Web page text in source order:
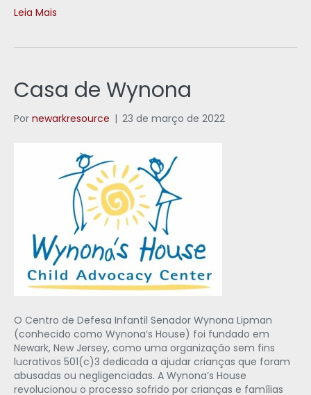
Leia Mais
Casa de Wynona
Por newarkresource | 23 de março de 2022
O Centro de Defesa Infantil Senador Wynona Lipman
(conhecido como Wynona’s House) foi fundado em
Newark, New Jersey, como uma organização sem fins
lucrativos 501(c)3 dedicada a ajudar crianças que foram
abusadas ou negligenciadas. A Wynona’s House
revolucionou o processo sofrido por crianças e famílias